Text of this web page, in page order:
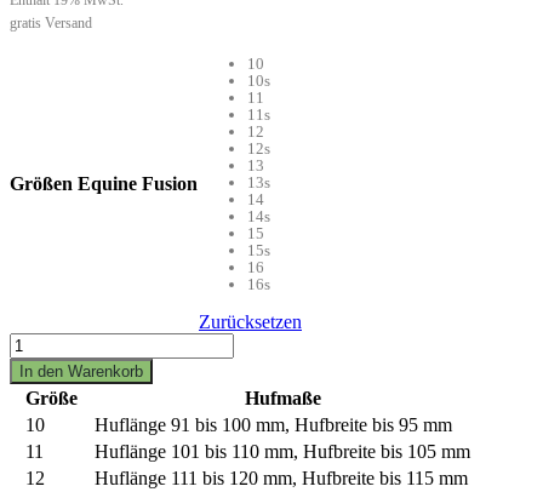
gratis Versand
Größen Equine Fusion
10
10s
11
11s
12
12s
13
13s
14
14s
15
15s
16
16s
Zurücksetzen
Equine
Fusion
ULTRA
Paar
Menge
In den Warenkorb
Größe
Hufmaße
10
Huflänge 91 bis 100 mm, Hufbreite bis 95 mm
11
Huflänge 101 bis 110 mm, Hufbreite bis 105 mm
12
Huflänge 111 bis 120 mm, Hufbreite bis 115 mm